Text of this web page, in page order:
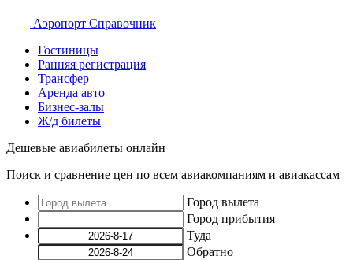
Аэропорт Справочник
Гостиницы
Ранняя регистрация
Трансфер
Аренда авто
Бизнес-залы
Ж/д билеты
Дешевые авиабилеты онлайн
Поиск и сравнение цен по всем авиакомпаниям и авиакассам
Город вылета
Город прибытия
Туда
Обратно